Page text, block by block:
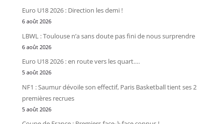
Euro U18 2026 : Direction les demi !
6 août 2026
LBWL : Toulouse n’a sans doute pas fini de nous surprendre
6 août 2026
Euro U18 2026 : en route vers les quart….
5 août 2026
NF1 : Saumur dévoile son effectif, Paris Basketball tient ses 2
premières recrues
5 août 2026